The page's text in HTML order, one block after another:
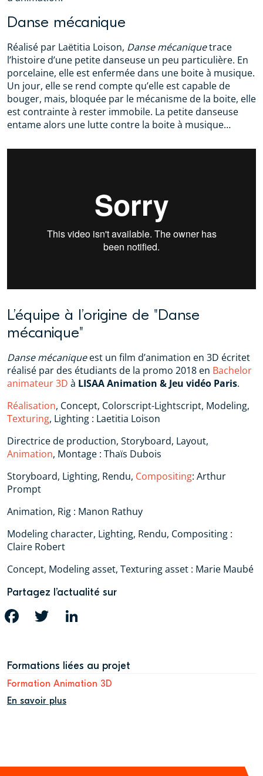
Danse mécanique
Réalisé par Laëtitia Loison, Danse mécaniquetrace
l’histoire d’une petite danseuse un peu particulière. En
porcelaine, elle est enfermée dans une boite à musique.
Un jour, elle se rend compte qu’elle est capable de
bouger, mais, bloquée par le mécanisme de la boite, elle
est contrainte à rester immobile. La petite danseuse
entame alors une lutte contre la boite à musique…
L’équipe à l’origine de "Danse
mécanique"
Danse mécaniqueest un film d’animation en 3D écritet
réalisé par des étudiants de la promo 2018 en Bachelor
animateur 3D à LISAA Animation & Jeu vidéo Paris.
Réalisation, Concept, Colorscript-Lightscript, Modeling,
Texturing, Lighting : Laetitia Loison
Directrice de production, Storyboard, Layout,
Animation, Montage : Thaïs Dubois
Storyboard, Lighting, Rendu, Compositing: Arthur
Prompt
Animation, Rig : Manon Rathuy
Modeling character, Lighting, Rendu, Compositing :
Claire Robert
Concept, Modeling asset, Texturing asset : Marie Maubé
Partagez l’actualité sur
FACEBOOK TWITTER
Formations liées au projet
Formation Animation 3D
En savoir plus